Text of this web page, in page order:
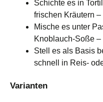
Schichte es in
frischen Kräutern
Mische es unter
Knoblauch-Soße
Stell es als Basis
schnell in Reis-
Varianten